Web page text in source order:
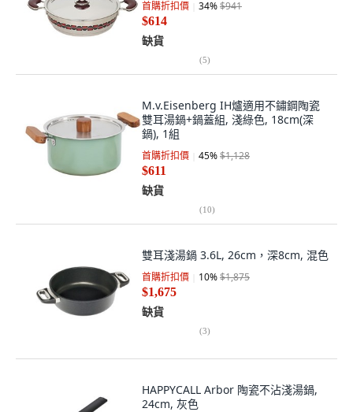
首購折扣價 34%$941
$614
缺貨
(5)
M.v.Eisenberg IH爐適用不鏽鋼陶瓷
雙耳湯鍋+鍋蓋組, 淺綠色, 18cm(深
鍋), 1組
首購折扣價 45%$1,128
$611
缺貨
(10)
雙耳淺湯鍋 3.6L, 26cm，深8cm, 混色
首購折扣價 10%$1,875
$1,675
缺貨
(3)
HAPPYCALL Arbor 陶瓷不沾淺湯鍋,
24cm, 灰色